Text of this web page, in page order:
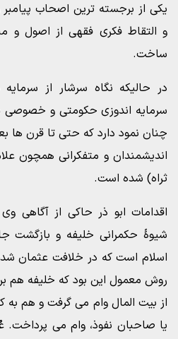
یکی از برجسته ترین اصحاب پیامبر
و التقاط فکری فقهی از اصول و
ساخت.
در حالیکه نگاه سرشار از
سرمایه اندوزی حکومتی و خصوصی
چنان نمود دارد که حتی تا قرن ها
اندیشمندان و متفکرانی همچون
ثراه) شده است.
اقدامات ابو ذر حاکی از آگاهی
شیوۀ حکمرانی خلیفه و بازگشت
اسلام است که در خلافت عثمان
روش معمول این بود که خلیفه هم
از بیت المال وام می گرفت و هم به
یا صاحبان نفوذ، وام می پرداخت.